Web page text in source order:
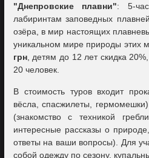
"Днепровские плавни": 5-
лабиринтам заповедных
озёра, в мир настоящих
уникальном мире природы этих
грн, детям до 12 лет скидка
20 человек.
В стоимость туров входит
вёсла, спасжилеты, гермомешки)
(знакомство с техникой
интересные рассказы о
ответы на ваши вопросы). Для
собой одежду по сезону,